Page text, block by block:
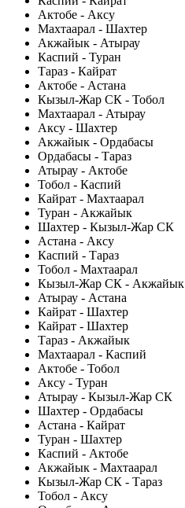
Актобе - Аксу
Махтаарал - Шахтер
Акжайык - Атырау
Каспий - Туран
Тараз - Кайрат
Актобе - Астана
Кызыл-Жар СК - Тобол
Махтаарал - Атырау
Аксу - Шахтер
Акжайык - Ордабасы
Ордабасы - Тараз
Атырау - Актобе
Тобол - Каспий
Кайрат - Махтаарал
Туран - Акжайык
Шахтер - Кызыл-Жар СК
Астана - Аксу
Каспий - Тараз
Тобол - Махтаарал
Кызыл-Жар СК - Акжайык
Атырау - Астана
Кайрат - Шахтер
Кайрат - Шахтер
Тараз - Акжайык
Махтаарал - Каспий
Актобе - Тобол
Аксу - Туран
Атырау - Кызыл-Жар СК
Шахтер - Ордабасы
Астана - Кайрат
Туран - Шахтер
Каспий - Актобе
Акжайык - Махтаарал
Кызыл-Жар СК - Тараз
Тобол - Аксу